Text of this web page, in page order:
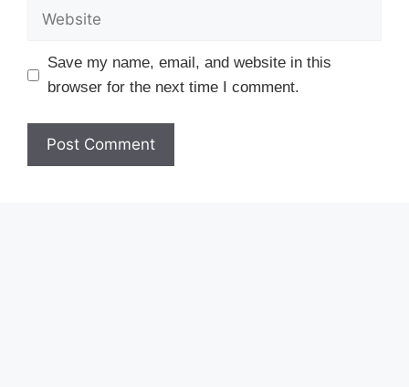
Website
Save my name, email, and website in this
browser for the next time I comment.